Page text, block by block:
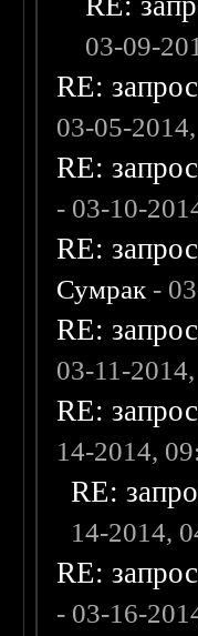
03-09-
RE:
03-05-
RE:
- 03-10-
RE:
Сумрак -
RE:
03-11-
RE:
14-2014,
RE:
14-2014,
RE:
- 03-16-